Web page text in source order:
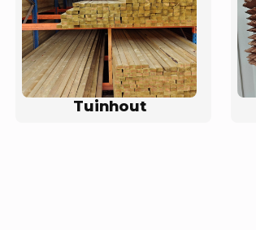
Tuinhout